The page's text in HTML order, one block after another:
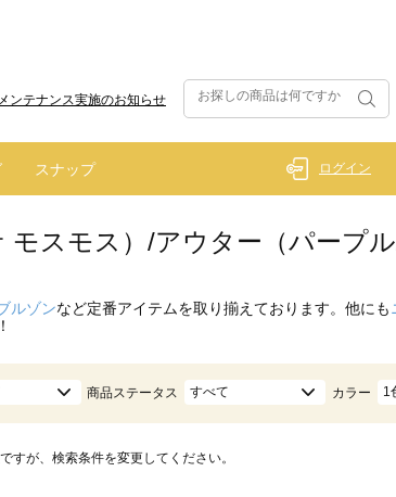
ンテナンス実施のお知らせ
スナップ ログイン
スモス）/アウター（パープル/
ルゾンなど定番アイテムを取り揃えております。他にも
商品ステータス すべて カラー 1
すが、検索条件を変更してください。